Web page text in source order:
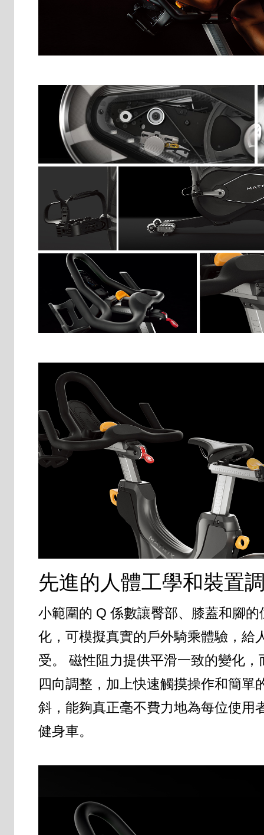
先進的人體工學和裝置
小範圍的 Q 係數讓臀部、膝蓋和腳的
化，可模擬真實的戶外騎乘體驗，給
受。 磁性阻力提供平滑一致的變化，
四向調整，加上快速觸摸操作和簡單
斜，能夠真正毫不費力地為每位使用
健身車。